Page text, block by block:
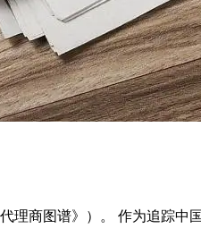
理商图谱》）。 作为追踪中